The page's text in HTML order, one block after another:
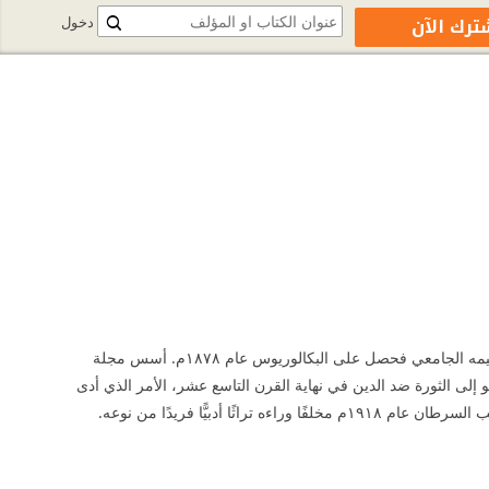
ميشيل زيفاكو: كاتب ولد في جزيرة كورسيكا الفرنسية. التحق في البداية بمدرسة داخلية، ثم أكمل تعليمه الجامعي فحصل على البكالوريوس عام ١٨٧٨م. أسس مجلة
الثورة ضد الدين في نهاية القرن التاسع عشر، الأمر الذي أدى
فريدًا من نوعه.
دخول الآن